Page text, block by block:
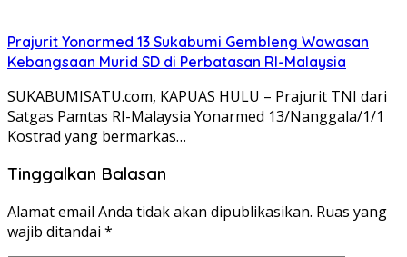
Prajurit Yonarmed 13 Sukabumi Gembleng Wawasan
Kebangsaan Murid SD di Perbatasan RI-Malaysia
SUKABUMISATU.com, KAPUAS HULU – Prajurit TNI dari
Satgas Pamtas RI-Malaysia Yonarmed 13/Nanggala/1/1
Kostrad yang bermarkas…
Tinggalkan Balasan
Alamat email Anda tidak akan dipublikasikan. Ruas yang
wajib ditandai *